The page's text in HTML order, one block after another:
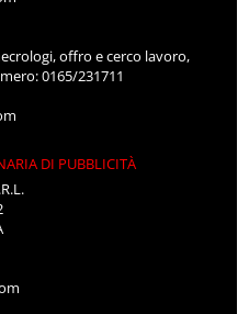
offro e cerco lavoro,
0165/231711
DI PUBBLICITÀ